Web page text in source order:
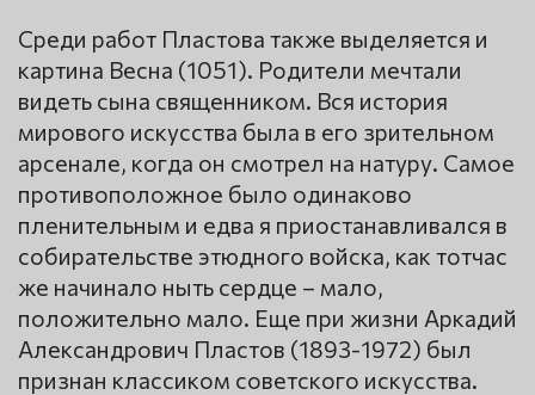
Среди работ Пластова также выделяется и
картина Весна (1051). Родители мечтали
видеть сына священником. Вся история
мирового искусства была в его зрительном
арсенале, когда он смотрел на натуру. Самое
противоположное было одинаково
пленительным и едва я приостанавливался в
собирательстве этюдного войска, как тотчас
же начинало ныть сердце – мало,
положительно мало. Еще при жизни Аркадий
Александрович Пластов (1893-1972) был
признан классиком советского искусства.